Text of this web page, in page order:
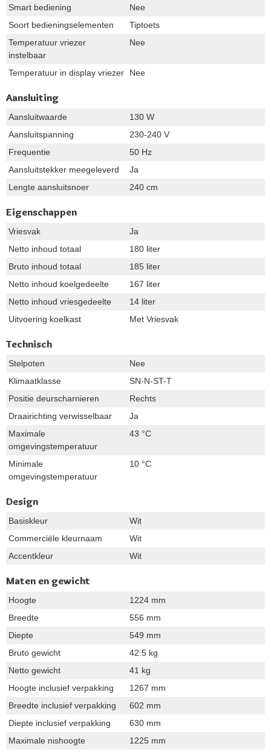
Smart bediening
Nee
Soort bedieningselementen
Tiptoets
Temperatuur vriezer
instelbaar
Nee
Temperatuur in display vriezer Nee
Aansluiting
Aansluitwaarde
130 W
Aansluitspanning
230-240 V
Frequentie
50 Hz
Aansluitstekker meegeleverd
Ja
Lengte aansluitsnoer
240 cm
Eigenschappen
Vriesvak
Ja
Netto inhoud totaal
180 liter
Bruto inhoud totaal
185 liter
Netto inhoud koelgedeelte
167 liter
Netto inhoud vriesgedeelte
14 liter
Uitvoering koelkast
Met Vriesvak
Technisch
Stelpoten
Nee
Klimaatklasse
SN-N-ST-T
Positie deurscharnieren
Rechts
Draairichting verwisselbaar
Ja
Maximale
omgevingstemperatuur
43 °C
Minimale
omgevingstemperatuur
10 °C
Design
Basiskleur
Wit
Commerciële kleurnaam
Wit
Accentkleur
Wit
Maten en gewicht
Hoogte
1224 mm
Breedte
556 mm
Diepte
549 mm
Bruto gewicht
42.5 kg
Netto gewicht
41 kg
Hoogte inclusief verpakking
1267 mm
Breedte inclusief verpakking
602 mm
Diepte inclusief verpakking
630 mm
Maximale nishoogte
1225 mm